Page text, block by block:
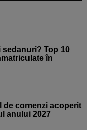
sedanuri? Top 10
în
de comenzi acoperit
anului 2027